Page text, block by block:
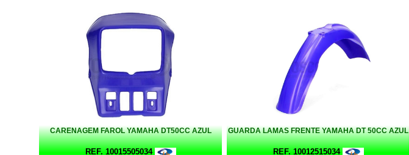
CARENAGEM FAROL YAMAHA DT50CC AZUL
REF. 10015505034
GUARDA LAMAS FRENTE YAMAHA DT 50CC AZUL
REF. 10012515034